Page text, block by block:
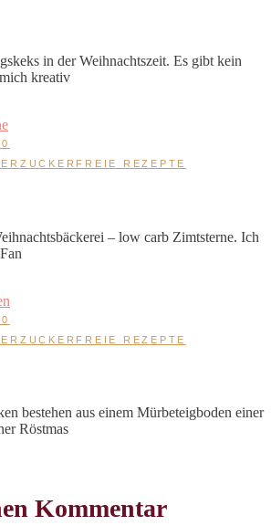
in der Weihnachtszeit. Es gibt kein
kreativ
ZUCKERFREIE REZEPTE
– low carb Zimtsterne. Ich
ZUCKERFREIE REZEPTE
bestehen aus einem Mürbeteigboden einer
Röstmas
Kommentar